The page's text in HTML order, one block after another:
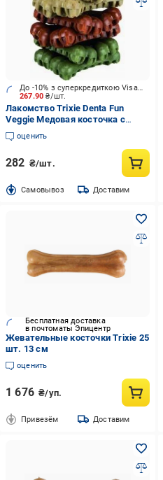
267.90₴/шт.
До -10% з суперкредиткою Visa Вигода
Лакомство Trixie Denta Fun
Veggie Медовая косточка с
морскими водорослями для
собак 8,5 см 5 шт.
оценить
282 ₴/шт.
Cамовывоз Доставим
Бесплатная доставка
в почтоматы Эпицентр
Жевательные косточки Trixie 25
шт. 13 см
оценить
1 676 ₴/уп.
Привезём Доставим